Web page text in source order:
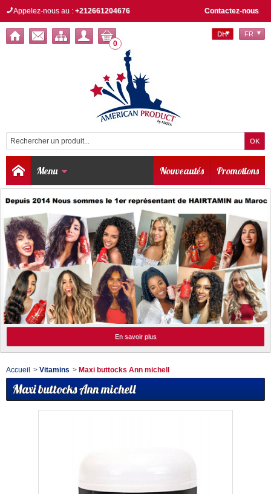
Contactez-nous
Appelez-nous au : +212661204676
0
DH FR
Menu Promotions
Nouveautés
En savoir plus
Accueil > Vitamins > Maxi buttocks Ann michell
Maxi buttocks Ann michell